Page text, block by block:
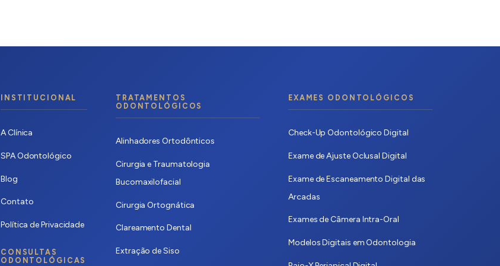
INSTITUCIONAL
A Clínica
SPA Odontológico
Blog
Contato
Política de Privacidade
CONSULTAS
ODONTOLÓGICAS
TRATAMENTOS
ODONTOLÓGICOS
Alinhadores Ortodônticos
Cirurgia e Traumatologia
Bucomaxilofacial
Cirurgia Ortognática
Clareamento Dental
Extração de Siso
EXAMES ODONTOLÓGICOS
Check-Up Odontológico Digital
Exame de Ajuste Oclusal Digital
Exame de Escaneamento Digital das
Arcadas
Exames de Câmera Intra-Oral
Modelos Digitais em Odontologia